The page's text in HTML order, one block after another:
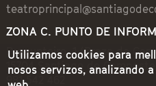
ZONA C. PUNTO DE
Preguntoiro, 1 (Praza de
15704 Santiago de
981 542 462
Utilizamos cookies para
nosos servizos, analizando